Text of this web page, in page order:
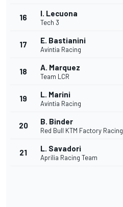
16 I. Lecuona
Tech 3
17 E. Bastianini
Avintia Racing
18 A. Marquez
Team LCR
19 L. Marini
Avintia Racing
20 B. Binder
Red Bull KTM Factory Racing
21 L. Savadori
Aprilia Racing Team